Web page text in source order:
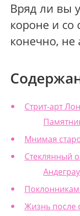
Вряд ли вы
короне и со
конечно, не
Стрит-арт
Мнимая
Стеклянный
Жизнь после